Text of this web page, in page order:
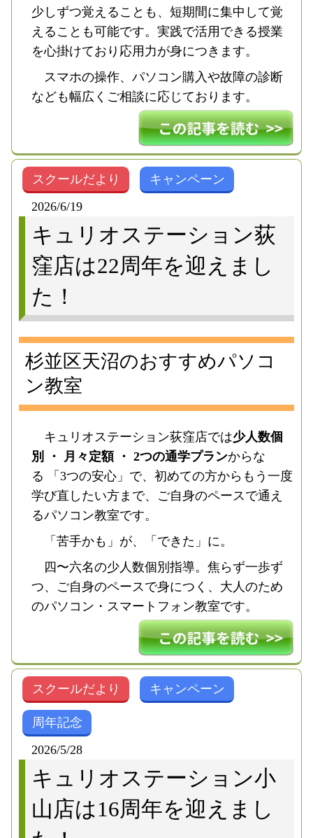
少しずつ覚えることも、短期間に集中して覚
えることも可能です。実践で活用できる授業
を心掛けており応用力が身につきます。
スマホの操作、パソコン購入や故障の診断
なども幅広くご相談に応じております。
スクールだより
キャンペーン
2026/6/19
キュリオステーション荻
窪店は22周年を迎えまし
た！
杉並区天沼のおすすめパソコ
ン教室
キュリオステーション荻窪店では少人数個
別 ・ 月々定額 ・ 2つの通学プランからな
る 「3つの安心」で、初めての方からもう一度
学び直したい方まで、ご自身のペースで通え
るパソコン教室です。
「苦手かも」が、「できた」に。
四〜六名の少人数個別指導。焦らず一歩ず
つ、ご自身のペースで身につく、大人のため
のパソコン・スマートフォン教室です。
スクールだより キャンペーン
周年記念
2026/5/28
キュリオステーション小
山店は16周年を迎えまし